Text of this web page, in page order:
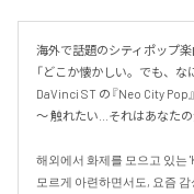
海外で話題のシティポップ楽
「どこか懐かしい。でも、な
DaVinci ST の『Neo City Pop
〜 触れたい...それはあなた
해외에서 화제를 모으고 있는
모르게 아련하면서도, 요즘